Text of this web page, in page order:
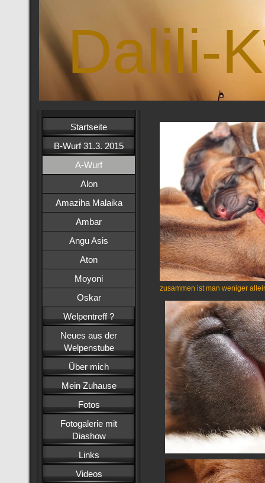
Dalili-
Startseite
B-Wurf 31.3. 2015
A-Wurf
Alon
Amaziha Malaika
Ambar
Angu Asis
Aton
Moyoni
Oskar
Welpentreff ?
Neues aus der
Welpenstube
Über mich
Mein Zuhause
Fotos
Fotogalerie mit
Diashow
Links
Videos
zusammen ist man weniger